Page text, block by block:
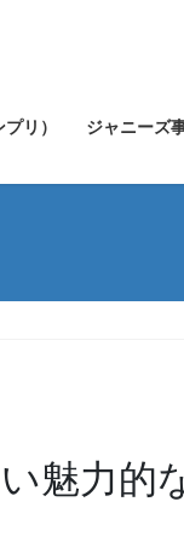
リ） ジャニーズ
魅力的